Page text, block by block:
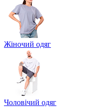
Жіночий одяг
Чоловічий одяг